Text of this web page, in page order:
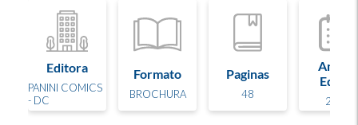
Editora
PANINI COMICS
- DC
Formato
BROCHURA
Paginas
48
Ano de
Edição
2026